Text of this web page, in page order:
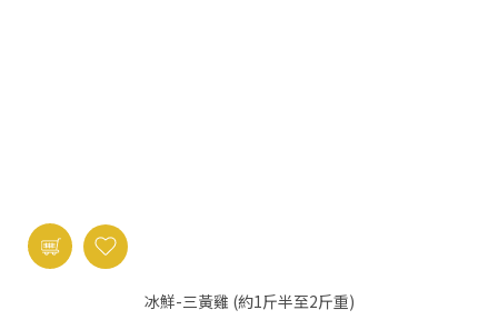
冰鮮-三黃雞 (約1斤半至2斤重)